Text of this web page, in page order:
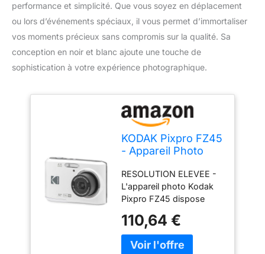
performance et simplicité. Que vous soyez en déplacement
ou lors d’événements spéciaux, il vous permet d’immortaliser
vos moments précieux sans compromis sur la qualité. Sa
conception en noir et blanc ajoute une touche de
sophistication à votre expérience photographique.
KODAK Pixpro FZ45
- Appareil Photo
Compact 16.44
Mégapixels, Zoom
Optique 4X, Ecran
LCD de 2.7 Pouces,
Vidéo HD 720p, Plie
AA - Blanc
RESOLUTION ELEVEE -
L'appareil photo Kodak
Pixpro FZ45 dispose
mégapixels, offrant une
résolution élevée pour
des images détaillées et
110,64 €